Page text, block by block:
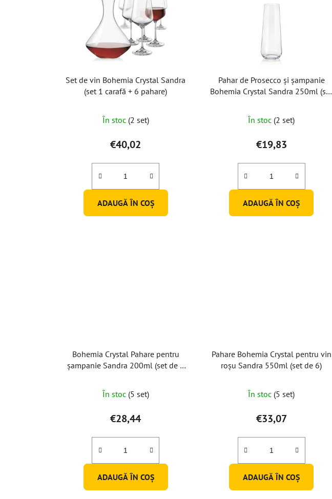
Set de vin Bohemia Crystal Sandra
(set 1 carafă + 6 pahare)
medie
a
produsului
este
5,0
5
În stoc (2 set)
€40,02
ADAUGĂ ÎN COŞ
Pahar de Prosecco și șampanie
Bohemia Crystal Sandra 250ml (set
În stoc (2 set)
€19,83
ADAUGĂ ÎN COŞ
Bohemia Crystal Pahare pentru
șampanie Sandra 200ml (set de 6
În stoc (5 set)
€28,44
ADAUGĂ ÎN COŞ
Pahare Bohemia Crystal pentru vin
roșu Sandra 550ml (set de 6)
În stoc (5 set)
€33,07
ADAUGĂ ÎN COŞ